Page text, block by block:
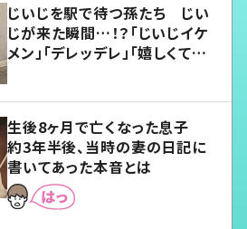
じいじを駅で待つ孫たち じい
じが来た瞬間…！？「じいじイケ
メン」「デレッデレ」「嬉しくて可
生後8ヶ月で亡くなった息子
約3年半後、当時の妻の日記に
書いてあった本音とは